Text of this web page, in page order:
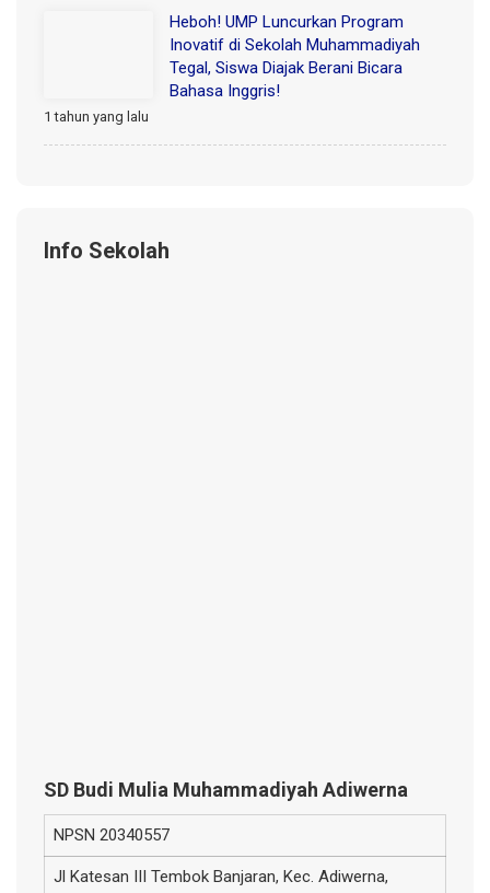
Heboh! UMP Luncurkan Program
Inovatif di Sekolah Muhammadiyah
Tegal, Siswa Diajak Berani Bicara
Bahasa Inggris!
1 tahun yang lalu
Info Sekolah
SD Budi Mulia Muhammadiyah Adiwerna
NPSN 20340557
Jl Katesan III Tembok Banjaran, Kec. Adiwerna,